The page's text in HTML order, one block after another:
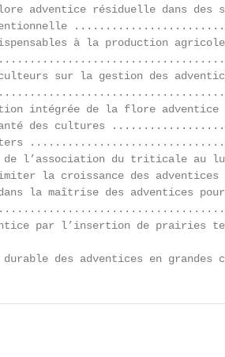
adventice résiduelle dans des
à la production
sur la gestion des
intégrée de la flore adventice
des cultures
de posters
l’association du triticale au
la croissance des
la maîtrise des adventices
par l’insertion de prairies
durable des adventices